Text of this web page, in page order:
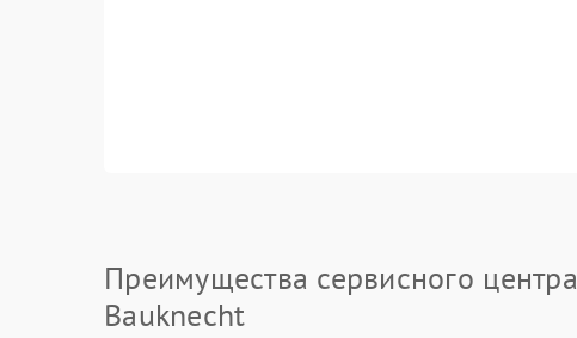
Преимущества сервисного центра
Bauknecht